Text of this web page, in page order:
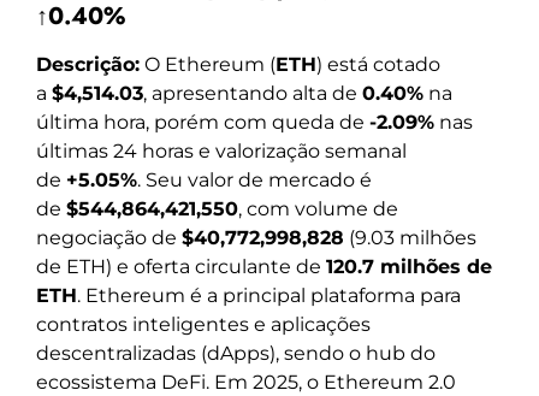
↑0.40%
Descrição: O Ethereum (ETH) está cotado
a $4,514.03, apresentando alta de 0.40% na
última hora, porém com queda de -2.09% nas
últimas 24 horas e valorização semanal
de +5.05%. Seu valor de mercado é
de $544,864,421,550, com volume de
negociação de $40,772,998,828 (9.03 milhões
de ETH) e oferta circulante de 120.7 milhões de
ETH. Ethereum é a principal plataforma para
contratos inteligentes e aplicações
descentralizadas (dApps), sendo o hub do
ecossistema DeFi. Em 2025, o Ethereum 2.0